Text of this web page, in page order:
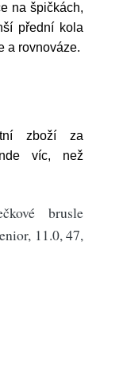
na špičkách,
přední kola
a rovnováze.
zboží za
víc, než
brusle
11.0, 47,